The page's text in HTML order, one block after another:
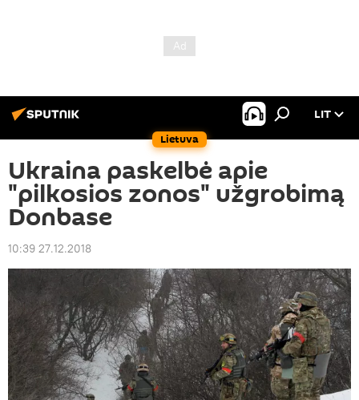
Lietuva
LIT
Ukraina paskelbė apie
"pilkosios zonos" užgrobimą
Donbase
10:39 27.12.2018